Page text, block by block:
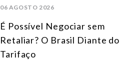
06 AGOSTO 2026
É Possível Negociar sem
Retaliar? O Brasil Diante do
Tarifaço